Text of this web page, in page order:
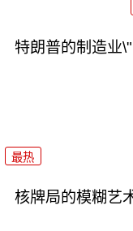
特朗普的制造业
最热
核牌局的模糊艺